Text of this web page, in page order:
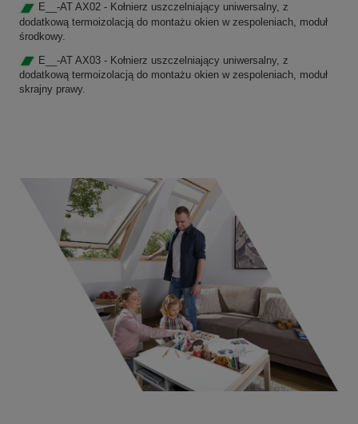
E__-AT AX02 - Kołnierz uszczelniający uniwersalny, z
dodatkową termoizolacją do montażu okien w zespoleniach, moduł
środkowy.
E__-AT AX03 - Kołnierz uszczelniający uniwersalny, z
dodatkową termoizolacją do montażu okien w zespoleniach, moduł
skrajny prawy.